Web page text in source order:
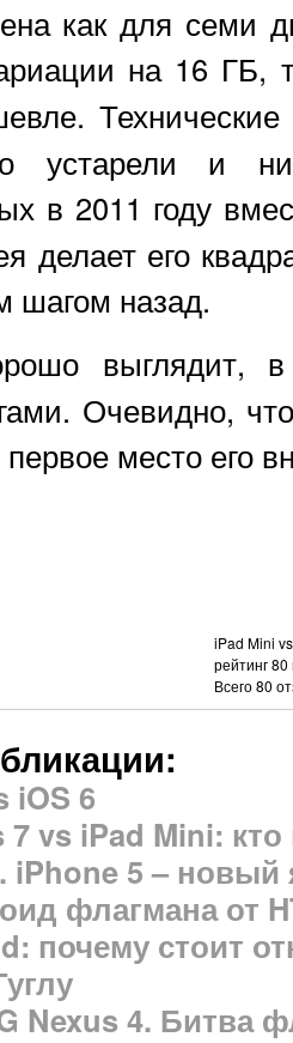
как для семи
на 16 ГБ,
устарели и
в 2011 году
делает его
шагом назад.
выглядит,
Очевидно,
первое место его
iPad Mini
рейтинг80
Всего80
iOS 6
vs iPad Mini: кто
iPhone 5 –
флагмана от
почему стоит
Nexus 4. Битва